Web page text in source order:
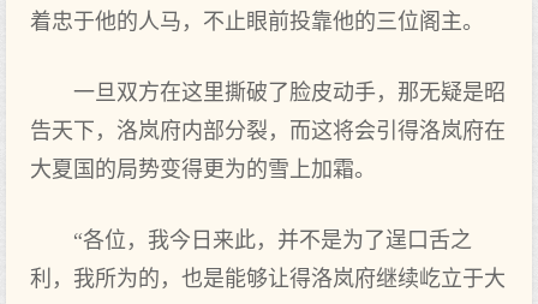
着忠于他的人马，不止眼前投靠他的三位阁主。
一旦双方在这里撕破了脸皮动手，那无疑是昭
告天下，洛岚府内部分裂，而这将会引得洛岚府在
大夏国的局势变得更为的雪上加霜。
“各位，我今日来此，并不是为了逞口舌之
利，我所为的，也是能够让得洛岚府继续屹立于大